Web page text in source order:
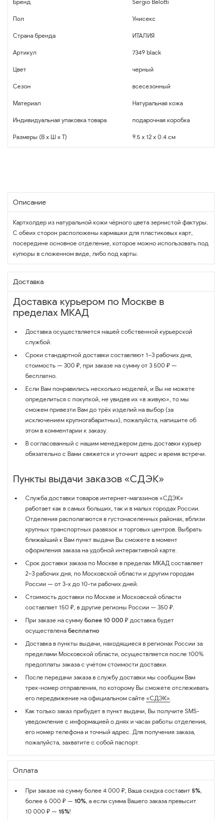
Бренд Sergio Belotti
Пол Унисекс
Страна бренда ИТАЛИЯ
Артикул 7349 black
Цвет черный
Сезон всесезонный
Материал Натуральная кожа
Индивидуальная упаковка товара подарочная коробка
Размеры (В x Ш x Т) 9.5 x 12 x 0.4 см
Описание
Картхолдер из натуральной кожи чёрного цвета зернистой фактуры.
С обеих сторон расположены кармашки для пластиковых карт,
посередине основное отделение, которое можно использовать под
купюры в сложенном виде, либо под карты.
Доставка
Доставка курьером по Москве в
пределах МКАД
Доставка осуществляется нашей собственной курьерской
службой.
Сроки стандартной доставки составляют 1–3 рабочих дня,
стоимость — 300 ₽, при заказе на сумму от 3 500 ₽ —
бесплатно.
Если Вам понравились несколько моделей, и Вы не можете
определиться с покупкой, не увидев их «в живую», то мы
сможем привезти Вам до трёх изделий на выбор (за
исключением крупногабаритных), пожалуйста, напишите об
этом в комментарии к заказу.
В согласованный с нашим менеджером день доставки курьер
обязательно с Вами свяжется и уточнит адрес и время встречи.
Пункты выдачи заказов «СДЭК»
Служба доставки товаров интернет-магазинов «СДЭК»
работает как в самых больших, так и в малых городах России.
Отделения располагаются в густонаселенных районах, вблизи
крупных транспортных развязок и торговых центров. Выбрать
ближайший к Вам пункт выдачи Вы сможете в момент
оформления заказа на удобной интерактивной карте.
Срок доставки заказа по Москве в пределах МКАД составляет
2–3 рабочих дня, по Московской области и другим городам
России — от 3-х до 10-ти рабочих дней.
Стоимость доставки по Москве и Московской области
составляет 150 ₽, в другие регионы России — 350 ₽.
При заказе на сумму более 10 000 ₽ доставка будет
осуществлена бесплатно
Доставка в пункты выдачи, находящиеся в регионах России за
пределами Московской области, осуществляется после 100%
предоплаты заказа с учётом стоимости доставки.
После передачи заказа в службу доставки мы сообщим Вам
трек-номер отправления, по которому Вы сможете отслеживать
его передвижение на официальном сайте «СДЭК».
Как только заказ прибудет в пункт выдачи, Вы получите SMS-
уведомление с информацией о днях и часах работы отделения,
его номер телефона и точный адрес. Для получения заказа,
пожалуйста, захватите с собой паспорт.
Оплата
При заказе на сумму более 4 000 ₽, Ваша скидка составит 5%,
более 6 000 ₽ — 10%, а если сумма Вашего заказа превысит
10 000 ₽ — 15%!